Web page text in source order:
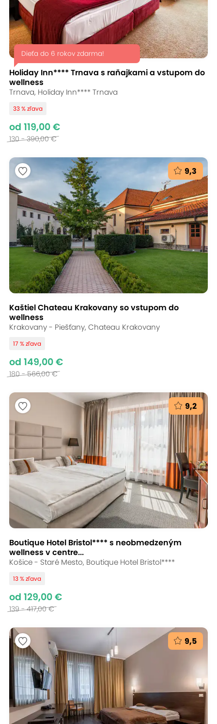
Dieťa do 6 rokov zdarma!
Holiday Inn**** Trnava s raňajkami a vstupom do
wellness
Trnava, Holiday Inn**** Trnava
33 % zľava
od 119,00 €
130 - 390,00 €
9,3
Kaštiel Chateau Krakovany so vstupom do
wellness
Krakovany - Piešťany, Chateau Krakovany
17 % zľava
od 149,00 €
180 - 566,00 €
9,2
Boutique Hotel Bristol**** s neobmedzeným
wellness v centre...
Košice - Staré Mesto, Boutique Hotel Bristol****
13 % zľava
od 129,00 €
139 - 417,00 €
9,5